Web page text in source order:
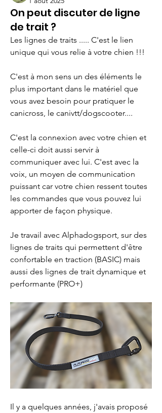
On peut discuter de ligne
de trait ?
Les lignes de traits ..... C'est le lien
unique qui vous relie à votre chien !!!
C'est à mon sens un des éléments le
plus important dans le matériel que
vous avez besoin pour pratiquer le
canicross, le canivtt/dogscooter....
C'est la connexion avec votre chien et
celle-ci doit aussi servir à
communiquer avec lui. C'est avec la
voix, un moyen de communication
puissant car votre chien ressent toutes
les commandes que vous pouvez lui
apporter de façon physique.
Je travail avec Alphadogsport, sur des
lignes de traits qui permettent d'être
confortable en traction (BASIC) mais
aussi des lignes de trait dynamique et
performante (PRO+)
Il y a quelques années, j'avais proposé